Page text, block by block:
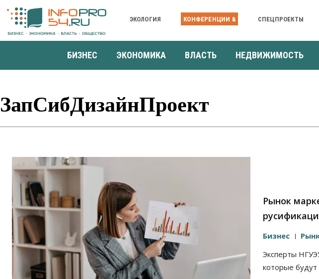
ЭКОЛОГИЯ КОНФЕРЕНЦИИ & СПЕЦПРОЕКТЫ
БИЗНЕС ЭКОНОМИКА ВЛАСТЬ НЕДВИЖИМОСТЬ
ЗапСибДизайнПроект
Рынок
Бизнес
Эксперты
которые будут